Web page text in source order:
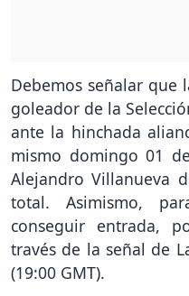
Debemos señalar que
goleador de la
ante la hinchada
mismo domingo 01
Alejandro Villanueva
total. Asimismo,
conseguir entrada,
través de la señal de
(19:00 GMT).